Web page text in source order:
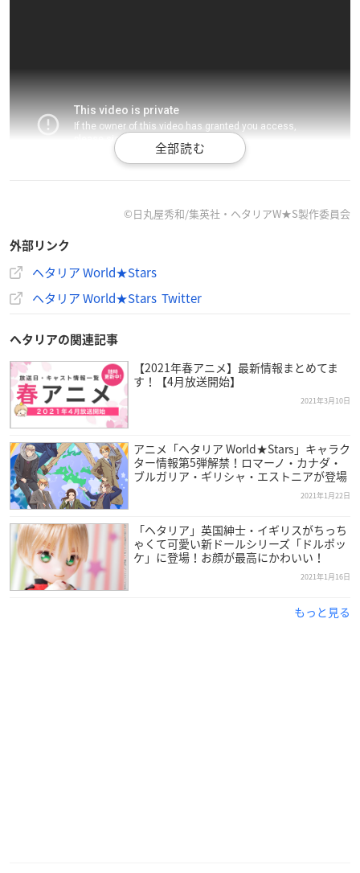
アニメ「ヘタリア World★Stars」主題歌「地球ま
るごとハグしたいんだ」
【発売日】
2021年5月26日(水)
【収録内容】
01 「地球まるごとハグしたいんだ」 うた:イタリア(CV.浪川大
作詞・作曲・編曲:本田正樹(Dream Monster)
02 オープニングテーマ「ヘタリアの輝く世界 Long ver.」 演奏:
コーニッシュ
作曲・編曲:コーニッシュ 03 オリジナルミニドラマ
出演:イタリア(CV.浪川大輔)、ドイツ(CV.安元洋貴)、日本(CV.高
©日丸屋秀和/集英社・ヘタリアW★S製作委員会
外部リンク
ヘタリア World★Stars
ヘタリア World★Stars Twitter
ヘタリアの関連記事
【2021年春アニメ】最新情報まとめてま
す！【4月放送開始】
2021年3月10日
アニメ「ヘタリア World★Stars」キャラク
ター情報第5弾解禁！ロマーノ・カナダ・
ブルガリア・ギリシャ・エストニアが登場
2021年1月22日
「ヘタリア」英国紳士・イギリスがちっち
ゃくて可愛い新ドールシリーズ「ドルポッ
ケ」に登場！お顔が最高にかわいい！
2021年1月16日
もっと見る